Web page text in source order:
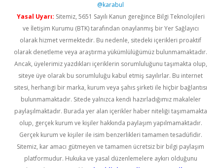
@karabul
Yasal Uyarı: Sitemiz, 5651 Sayılı Kanun gereğince Bilgi Teknolojileri
ve İletişim Kurumu (BTK) tarafından onaylanmış bir Yer Sağlayıcı
olarak hizmet vermektedir. Bu nedenle, sitedeki içerikleri proaktif
olarak denetleme veya araştırma yükümlülüğümüz bulunmamaktadır.
Ancak, üyelerimiz yazdıkları içeriklerin sorumluluğunu taşımakta olup,
siteye üye olarak bu sorumluluğu kabul etmiş sayılırlar. Bu internet
sitesi, herhangi bir marka, kurum veya şahıs şirketi ile hiçbir bağlantısı
bulunmamaktadır. Sitede yalnızca kendi hazırladığımız makaleler
paylaşılmaktadır. Burada yer alan içerikler haber niteliği taşımamakta
olup, gerçek kurum ve kişiler hakkında paylaşım yapılmamaktadır.
Gerçek kurum ve kişiler ile isim benzerlikleri tamamen tesadüfidir.
Sitemiz, kar amacı gütmeyen ve tamamen ücretsiz bir bilgi paylaşım
platformudur. Hukuka ve yasal düzenlemelere aykırı olduğunu